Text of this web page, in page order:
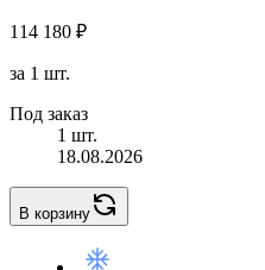
114 180 ₽
за 1 шт.
Под заказ
1 шт.
18.08.2026
В корзину